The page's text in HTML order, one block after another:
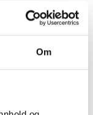
Om
i politiet
nr.
av
og